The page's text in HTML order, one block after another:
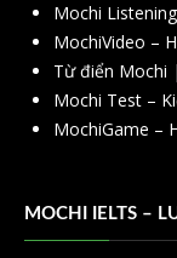
Mochi
MochiVideo –
Từ điển Mochi
Mochi Test –
MochiGame –
MOCHI IELTS –